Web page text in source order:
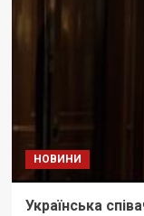
НОВИНИ
Українська